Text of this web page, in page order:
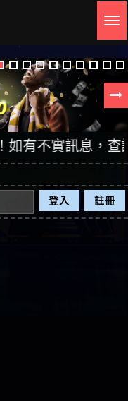
實訊息，查證後
登入 註冊